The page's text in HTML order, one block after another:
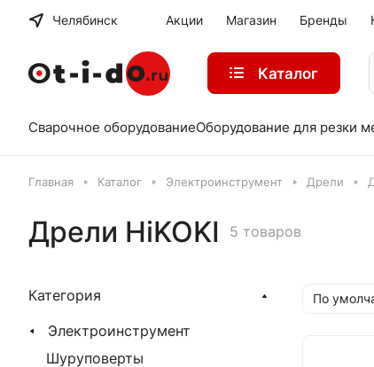
Челябинск Акции Магазин Бренды
Каталог
Сварочное оборудованиеОборудование для резки
Главная Каталог Электроинструмент Дрели
Дрели HiKOKI 5 товаров
По
Категория
Электроинструмент
Шуруповерты